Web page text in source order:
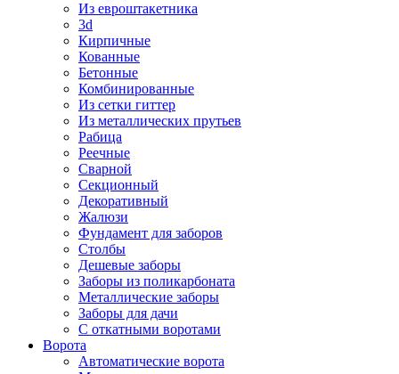
Из евроштакетника
3d
Кирпичные
Кованные
Бетонные
Комбинированные
Из сетки гиттер
Из металлических прутьев
Рабица
Реечные
Сварной
Секционный
Декоративный
Жалюзи
Фундамент для заборов
Столбы
Дешевые заборы
Заборы из поликарбоната
Металлические заборы
Заборы для дачи
С откатными воротами
Ворота
Автоматические ворота